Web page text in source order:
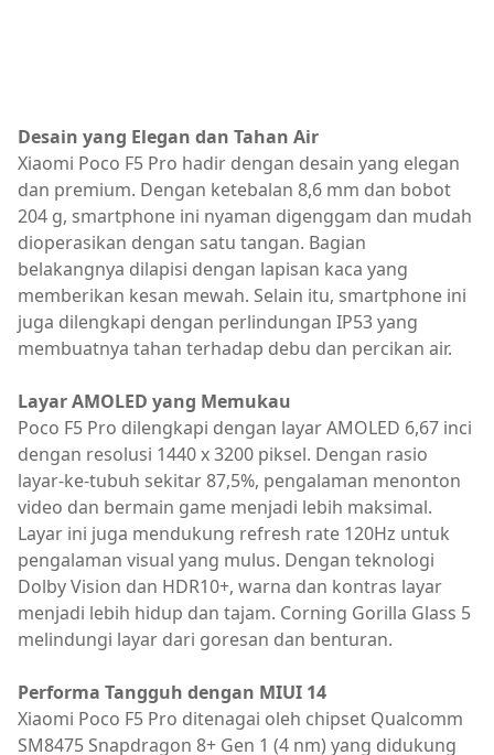
Desain yang Elegan dan Tahan Air
Xiaomi Poco F5 Pro hadir dengan desain yang elegan
dan premium. Dengan ketebalan 8,6 mm dan bobot
204 g, smartphone ini nyaman digenggam dan mudah
dioperasikan dengan satu tangan. Bagian
belakangnya dilapisi dengan lapisan kaca yang
memberikan kesan mewah. Selain itu, smartphone ini
juga dilengkapi dengan perlindungan IP53 yang
membuatnya tahan terhadap debu dan percikan air.
Layar AMOLED yang Memukau
Poco F5 Pro dilengkapi dengan layar AMOLED 6,67 inci
dengan resolusi 1440 x 3200 piksel. Dengan rasio
layar-ke-tubuh sekitar 87,5%, pengalaman menonton
video dan bermain game menjadi lebih maksimal.
Layar ini juga mendukung refresh rate 120Hz untuk
pengalaman visual yang mulus. Dengan teknologi
Dolby Vision dan HDR10+, warna dan kontras layar
menjadi lebih hidup dan tajam. Corning Gorilla Glass 5
melindungi layar dari goresan dan benturan.
Performa Tangguh dengan MIUI 14
Xiaomi Poco F5 Pro ditenagai oleh chipset Qualcomm
SM8475 Snapdragon 8+ Gen 1 (4 nm) yang didukung